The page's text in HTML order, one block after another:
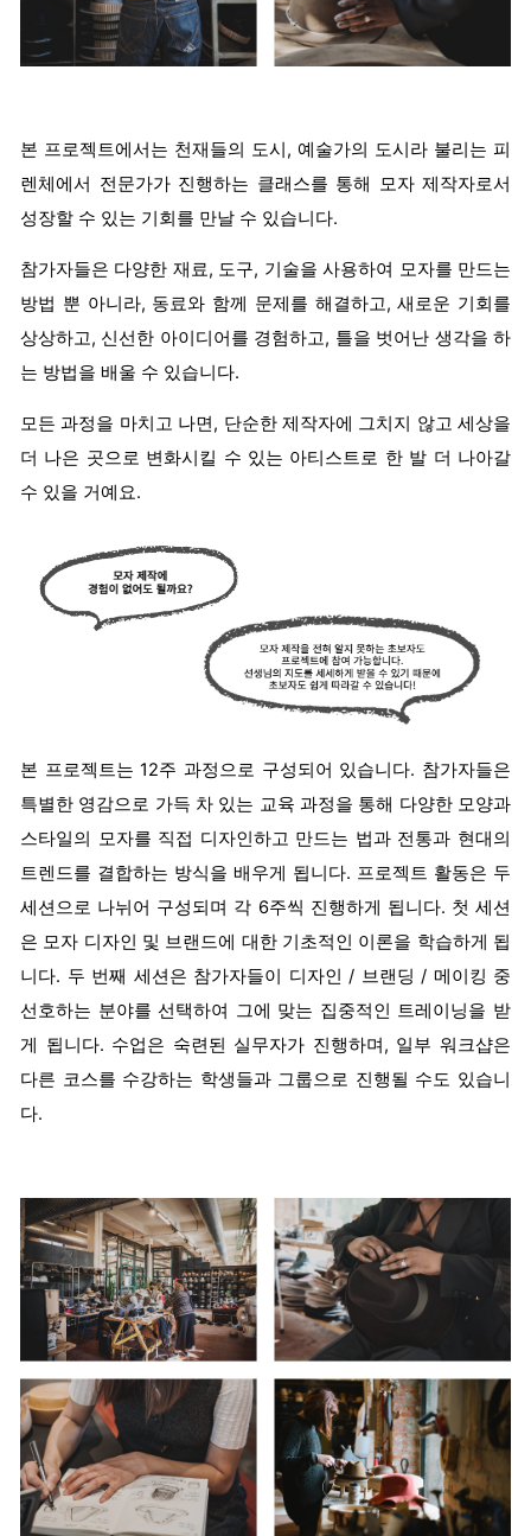
본 프로젝트에서는 천재들의 도시, 예술가의 도시라 불리는 피
렌체에서 전문가가 진행하는 클래스를 통해 모자 제작자로서
성장할 수 있는 기회를 만날 수 있습니다.
참가자들은 다양한 재료, 도구, 기술을 사용하여 모자를 만드는
방법 뿐 아니라, 동료와 함께 문제를 해결하고, 새로운 기회를
상상하고, 신선한 아이디어를 경험하고, 틀을 벗어난 생각을 하
는 방법을 배울 수 있습니다.
모든 과정을 마치고 나면, 단순한 제작자에 그치지 않고 세상을
더 나은 곳으로 변화시킬 수 있는 아티스트로 한 발 더 나아갈
수 있을 거예요.
본 프로젝트는 12주 과정으로 구성되어 있습니다. 참가자들은
특별한 영감으로 가득 차 있는 교육 과정을 통해 다양한 모양과
스타일의 모자를 직접 디자인하고 만드는 법과 전통과 현대의
트렌드를 결합하는 방식을 배우게 됩니다. 프로젝트 활동은 두
세션으로 나뉘어 구성되며 각 6주씩 진행하게 됩니다. 첫 세션
은 모자 디자인 및 브랜드에 대한 기초적인 이론을 학습하게 됩
니다. 두 번째 세션은 참가자들이 디자인 / 브랜딩 / 메이킹 중
선호하는 분야를 선택하여 그에 맞는 집중적인 트레이닝을 받
게 됩니다. 수업은 숙련된 실무자가 진행하며, 일부 워크샵은
다른 코스를 수강하는 학생들과 그룹으로 진행될 수도 있습니
다.